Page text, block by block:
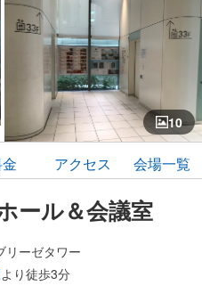
ール＆会議室
ーゼタワー
より徒歩3分
アクセス 会場一覧
10